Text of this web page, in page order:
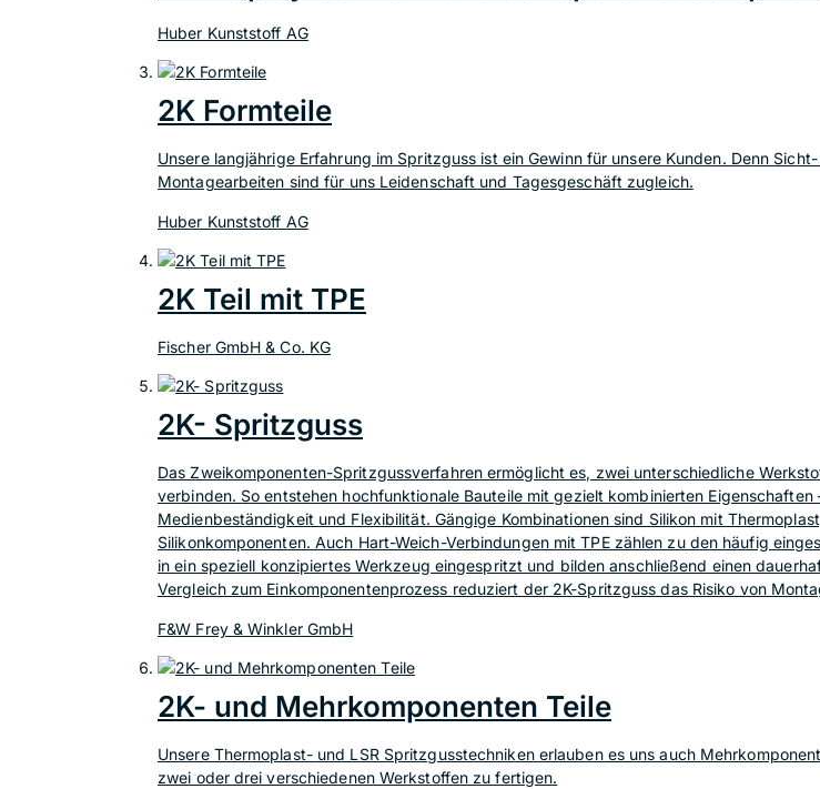
Huber Kunststoff AG
2K Formteile
Unsere langjährige Erfahrung im Spritzguss ist ein Gewinn für unsere Kunden. Denn
Montagearbeiten sind für uns Leidenschaft und Tagesgeschäft zugleich.
Huber Kunststoff AG
2K Teil mit TPE
Fischer GmbH & Co. KG
2K- Spritzguss
Das Zweikomponenten-Spritzgussverfahren ermöglicht es, zwei unterschiedliche
verbinden. So entstehen hochfunktionale Bauteile mit gezielt kombinierten
Medienbeständigkeit und Flexibilität. Gängige Kombinationen sind Silikon mit
Silikonkomponenten. Auch Hart-Weich-Verbindungen mit TPE zählen zu den häufig
in ein speziell konzipiertes Werkzeug eingespritzt und bilden anschließend einen
Vergleich zum Einkomponentenprozess reduziert der 2K-Spritzguss das Risiko von
F&W Frey & Winkler GmbH
2K- und Mehrkomponenten Teile
Unsere Thermoplast- und LSR Spritzgusstechniken erlauben es uns auch
zwei oder drei verschiedenen Werkstoffen zu fertigen.